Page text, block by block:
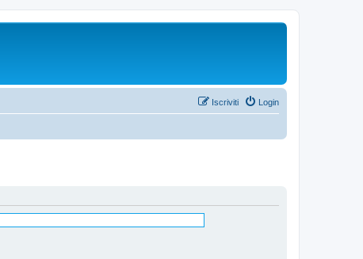
Login
Iscriviti